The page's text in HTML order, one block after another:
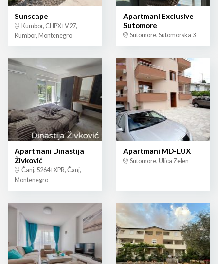
Sunscape
Kumbor, CHPX+V27,
Kumbor, Montenegro
Apartmani Exclusive
Sutomore
Sutomore, Sutomorska 3
Apartmani Dinastija
Živković
Čanj, 5264+XPR, Čanj,
Montenegro
Apartmani MD-LUX
Sutomore, Ulica Zelen